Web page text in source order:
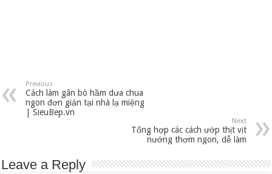
Previous
Cách làm gân bò hầm dưa chua
ngon đơn giản tại nhà lạ miệng
| SieuBep.vn
Next
Tổng hợp các cách ướp thịt vịt
nướng thơm ngon, dễ làm
Leave a Reply